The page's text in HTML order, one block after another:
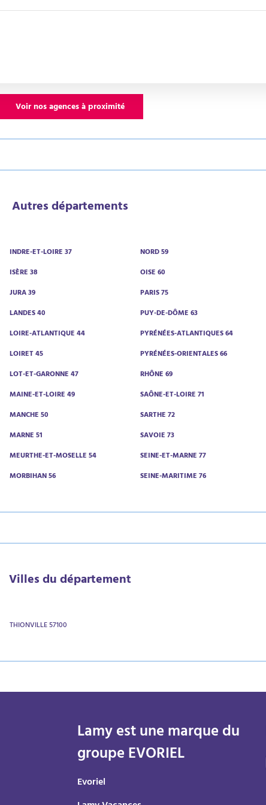
Voir nos agences à proximité
Autres départements
INDRE-ET-LOIRE 37
ISÈRE 38
JURA 39
LANDES 40
LOIRE-ATLANTIQUE 44
LOIRET 45
LOT-ET-GARONNE 47
MAINE-ET-LOIRE 49
MANCHE 50
MARNE 51
MEURTHE-ET-MOSELLE 54
MORBIHAN 56
NORD 59
OISE 60
PARIS 75
PUY-DE-DÔME 63
PYRÉNÉES-ATLANTIQUES 64
PYRÉNÉES-ORIENTALES 66
RHÔNE 69
SAÔNE-ET-LOIRE 71
SARTHE 72
SAVOIE 73
SEINE-ET-MARNE 77
SEINE-MARITIME 76
Villes du département
THIONVILLE 57100
Lamy est une marque du
groupe EVORIEL
Evoriel